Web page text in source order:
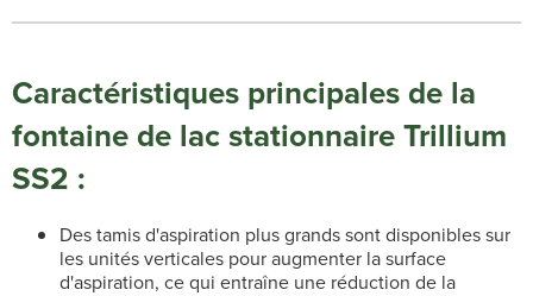
Caractéristiques principales de la
fontaine de lac stationnaire Trillium
SS2 :
Des tamis d'aspiration plus grands sont disponibles sur
les unités verticales pour augmenter la surface
d'aspiration, ce qui entraîne une réduction de la